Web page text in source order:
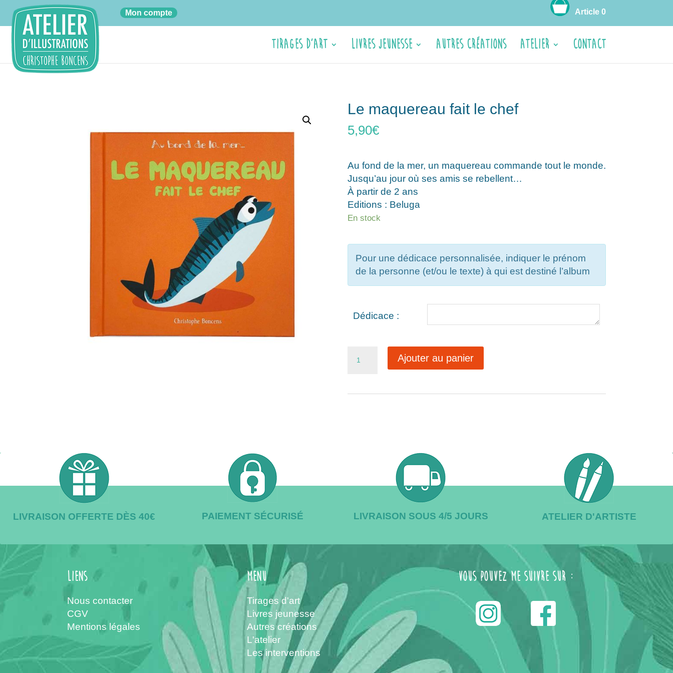
01 Mon compte Article 0
Tirages d’Art Livres jeunesse Autres créations ATELIER CONTACT
Le maquereau fait le chef
5,90€
Au fond de la mer, un maquereau commande tout le monde.
Jusqu’au jour où ses amis se rebellent…
À partir de 2 ans
Editions : Beluga
En stock
Pour une dédicace personnalisée, indiquer le prénom
de la personne (et/ou le texte) à qui est destiné l’album
Dédicace :
de
maquereau
Ajouter au panier
LIVRAISON OFFERTE DÈS 40€ PAIEMENT SÉCURISÉ LIVRAISON SOUS 4/5 JOURS ATELIER D'ARTISTE
Liens
Nous contacter
CGV
Mentions légales
menu
Tirages d'art
Livres jeunesse
Autres créations
L'atelier
Les interventions
Vous pouvez me suivre sur :
------